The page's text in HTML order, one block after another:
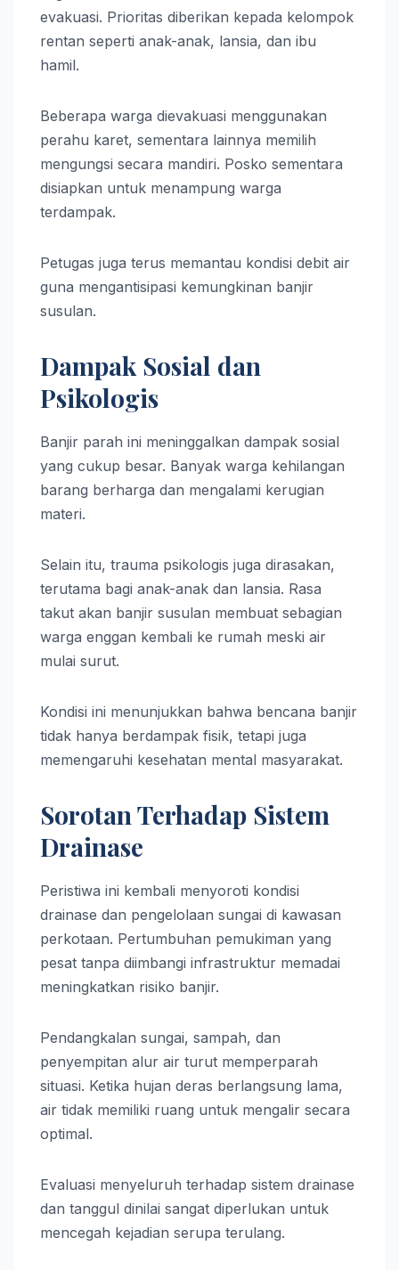
evakuasi. Prioritas diberikan kepada kelompok
rentan seperti anak-anak, lansia, dan ibu
hamil.
Beberapa warga dievakuasi menggunakan
perahu karet, sementara lainnya memilih
mengungsi secara mandiri. Posko sementara
disiapkan untuk menampung warga
terdampak.
Petugas juga terus memantau kondisi debit air
guna mengantisipasi kemungkinan banjir
susulan.
Dampak Sosial dan
Psikologis
Banjir parah ini meninggalkan dampak sosial
yang cukup besar. Banyak warga kehilangan
barang berharga dan mengalami kerugian
materi.
Selain itu, trauma psikologis juga dirasakan,
terutama bagi anak-anak dan lansia. Rasa
takut akan banjir susulan membuat sebagian
warga enggan kembali ke rumah meski air
mulai surut.
Kondisi ini menunjukkan bahwa bencana banjir
tidak hanya berdampak fisik, tetapi juga
memengaruhi kesehatan mental masyarakat.
Sorotan Terhadap Sistem
Drainase
Peristiwa ini kembali menyoroti kondisi
drainase dan pengelolaan sungai di kawasan
perkotaan. Pertumbuhan pemukiman yang
pesat tanpa diimbangi infrastruktur memadai
meningkatkan risiko banjir.
Pendangkalan sungai, sampah, dan
penyempitan alur air turut memperparah
situasi. Ketika hujan deras berlangsung lama,
air tidak memiliki ruang untuk mengalir secara
optimal.
Evaluasi menyeluruh terhadap sistem drainase
dan tanggul dinilai sangat diperlukan untuk
mencegah kejadian serupa terulang.